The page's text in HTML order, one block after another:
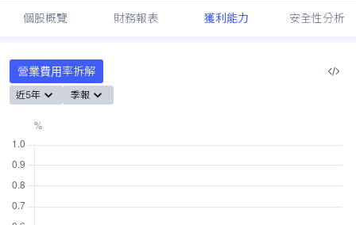
個股概覽 財務報表 獲利能力 安全性分析
營業費用率拆解
近5年 季報